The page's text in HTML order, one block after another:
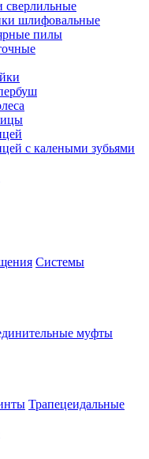
сверлильные
шлифовальные
пилы
с калеными зубьями
Системы
муфты
Трапецеидальные